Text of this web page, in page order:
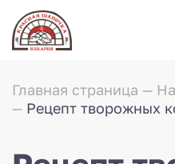
Главная страница
Рецепт творожных